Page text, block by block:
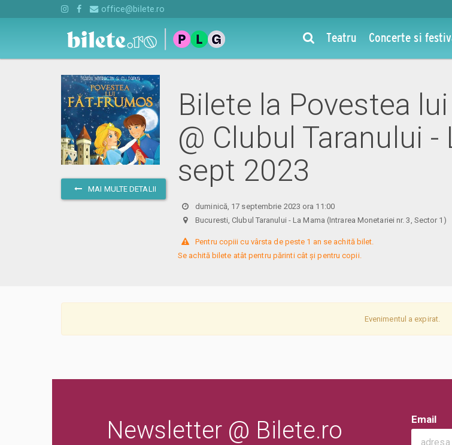
office@bilete.ro
Teatru Concerte si
MAI MULTE DETALII
Bilete la Povestea
@ Clubul Taranului -
sept 2023
duminică, 17 septembrie 2023 ora 11:00
Bucuresti, Clubul Taranului - La Mama (Intrarea Monetariei nr. 3, Sector
Pentru copiii cu vârsta de peste 1 an se achită bilet.
Se achită bilete atât pentru părinti cât și pentru copii.
Evenimentul a expirat.
Newsletter @ Bilete.ro Email